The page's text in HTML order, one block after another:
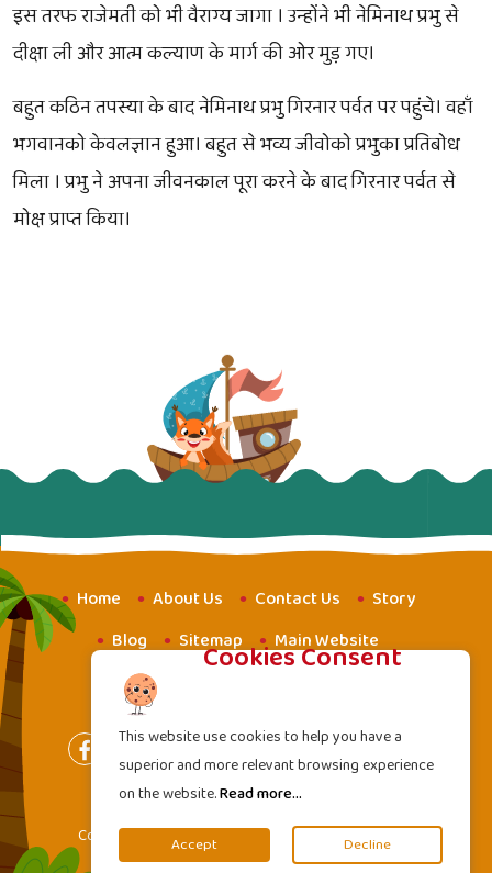
इस तरफ राजेमती को भी वैराग्य जागा । उन्होंने भी नेमिनाथ प्रभु से
दीक्षा ली और आत्म कल्याण के मार्ग की ओर मुड़ गए।
बहुत कठिन तपस्या के बाद नेमिनाथ प्रभु गिरनार पर्वत पर पहुंचे। वहाँ
भगवानको केवलज्ञान हुआ। बहुत से भव्य जीवोको प्रभुका प्रतिबोध
मिला । प्रभु ने अपना जीवनकाल पूरा करने के बाद गिरनार पर्वत से
मोक्ष प्राप्त किया।
Home About Us Contact Us
Story
Blog
Sitemap
Main Website
Website for Youth
Copyright 2000 - 2026 Mahavideh Foundation. All
rights reserved.
Cookies Consent
This website use cookies to help you have a
superior and more relevant browsing experience
on the website.Read more...
Accept Decline